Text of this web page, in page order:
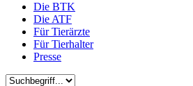
Die BTK
Die ATF
Für Tierärzte
Für Tierhalter
Presse
Suchbegriff